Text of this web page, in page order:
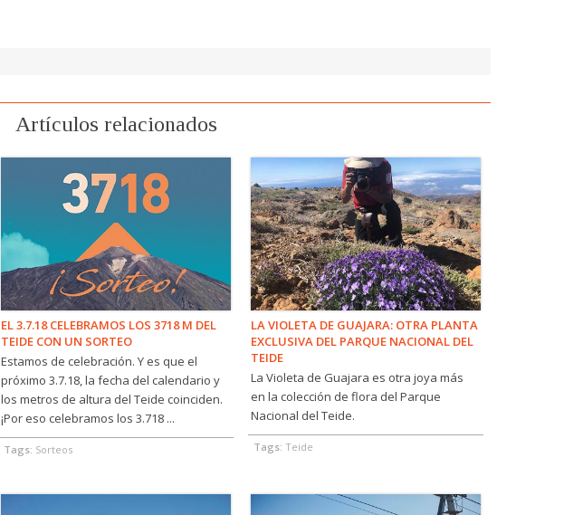
Artículos relacionados
EL 3.7.18 CELEBRAMOS LOS 3718 M DEL
TEIDE CON UN SORTEO
Estamos de celebración. Y es que el
próximo 3.7.18, la fecha del calendario y
los metros de altura del Teide coinciden.
¡Por eso celebramos los 3.718 ...
Tags: Sorteos
LA VIOLETA DE GUAJARA: OTRA PLANTA
EXCLUSIVA DEL PARQUE NACIONAL DEL
TEIDE
La Violeta de Guajara es otra joya más
en la colección de flora del Parque
Nacional del Teide.
Tags:Teide